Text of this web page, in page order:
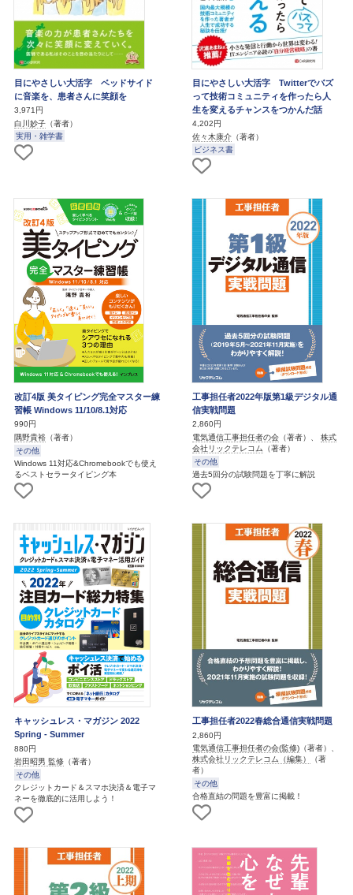
目にやさしい大活字 ベッドサイド
に音楽を、患者さんに笑顔を
3,971円
白川妙子 （著者）
実用・雑学書
目にやさしい大活字 Twitterでバズ
って技術コミュニティを作ったら人
生を変えるチャンスをつかんだ話
4,202円
佐々木康介 （著者）
ビジネス書
改訂4版 美タイピング完全マスター練
習帳 Windows 11/10/8.1対応
990円
隅野貴裕 （著者）
その他
Windows 11対応&Chromebookでも使え
るベストセラータイピング本
工事担任者2022年版第1級デジタル通
信実戦問題
2,860円
電気通信工事担任者の会 （著者）、 株式
会社リックテレコム （著者）
その他
過去5回分の試験問題を丁寧に解説
キャッシュレス・マガジン 2022
Spring - Summer
880円
岩田昭男 監修 （著者）
その他
クレジットカード＆スマホ決済＆電子マ
ネーを徹底的に活用しよう！
工事担任者2022春総合通信実戦問題
2,860円
電気通信工事担任者の会(監修) （著者）、
株式会社リックテレコム（編集）
（著
者）
その他
合格直結の問題を豊富に掲載！